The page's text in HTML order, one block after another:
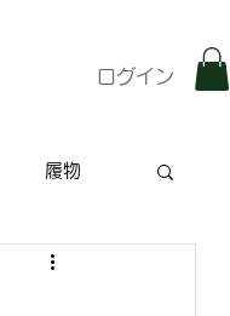
ログイン
履物
特集記事